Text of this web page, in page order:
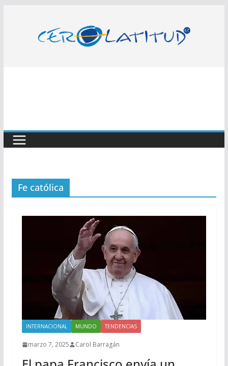
contenido
Fe católica
INTERNACIONAL MUNDO TENDENCIAS
marzo 7, 2025 Carol Barragán